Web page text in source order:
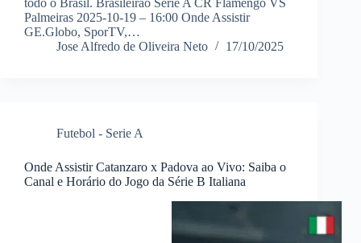
todo o Brasil. Brasileirão Série A CR Flamengo VS
Palmeiras 2025-10-19 – 16:00 Onde Assistir
GE.Globo, SporTV,…
Jose Alfredo de Oliveira Neto
17/10/2025
Futebol - Serie A
Onde Assistir Catanzaro x Padova ao Vivo: Saiba o
Canal e Horário do Jogo da Série B Italiana